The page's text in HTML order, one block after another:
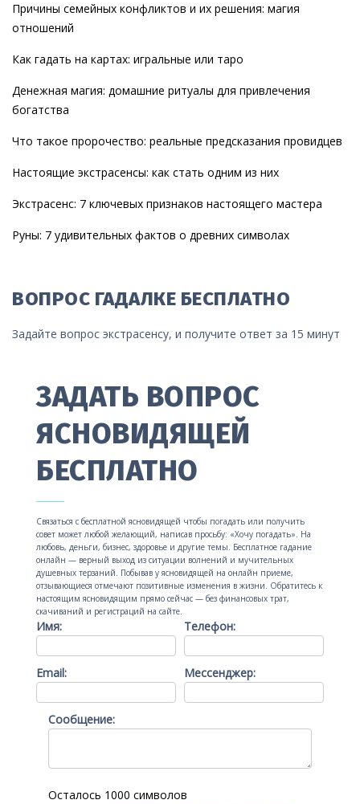
Причины семейных конфликтов и их решения: магия
отношений
Как гадать на картах: игральные или таро
Денежная магия: домашние ритуалы для привлечения
богатства
Что такое пророчество: реальные предсказания провидцев
Настоящие экстрасенсы: как стать одним из них
Экстрасенс: 7 ключевых признаков настоящего мастера
Руны: 7 удивительных фактов о древних символах
ВОПРОС ГАДАЛКЕ БЕСПЛАТНО
Задайте вопрос экстрасенсу, и получите ответ за 15 минут
ЗАДАТЬ ВОПРОС
ЯСНОВИДЯЩЕЙ
БЕСПЛАТНО
Связаться с бесплатной ясновидящей чтобы погадать или получить
совет может любой желающий, написав просьбу: «Хочу погадать». На
любовь, деньги, бизнес, здоровье и другие темы. Бесплатное гадание
онлайн — верный выход из ситуации волнений и мучительных
душевных терзаний. Побывав у ясновидящей на онлайн приеме,
отзывающиеся отмечают позитивные изменения в жизни. Обратитесь к
настоящим ясновидящим прямо сейчас — без финансовых трат,
скачиваний и регистраций на сайте.
Имя: Телефон:
Email: Мессенджер:
Сообщение:
Осталось 1000 символов